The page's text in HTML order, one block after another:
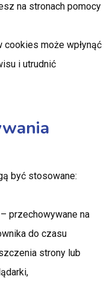
na stronach pomocy
może wpłynąć
i utrudnić
być stosowane:
– przechowywane na
do czasu
strony lub